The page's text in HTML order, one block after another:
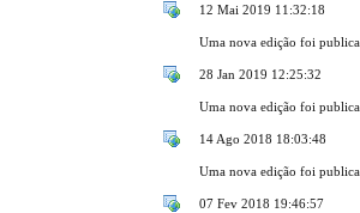
12 Mai 2019 11:32:18
Uma nova edição foi
28 Jan 2019 12:25:32
Uma nova edição foi
14 Ago 2018 18:03:48
Uma nova edição foi
07 Fev 2018 19:46:57